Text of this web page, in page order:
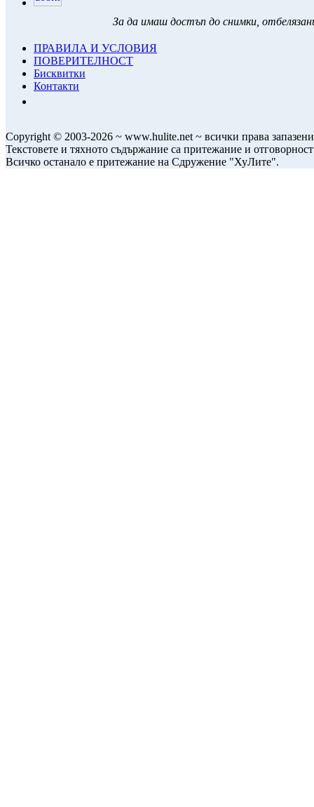
За да имаш достъп до снимки,
ПРАВИЛА И УСЛОВИЯ
ПОВЕРИТЕЛНОСТ
Бисквитки
Контакти
Copyright © 2003-2026 ~ www.hulite.net ~ всички права
Текстовете и тяхното съдържание са притежание и
Всичко останало е притежание на Сдружение "ХуЛите".